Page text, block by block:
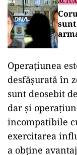
Operațiunea
desfășurată în
sunt deosebit
dar și
incompatibile
exercitarea
a obține